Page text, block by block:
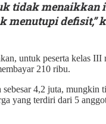
tidak
defisit,”
untuk peserta kelas
210 ribu.
4,2 juta,
yang terdiri dari 5